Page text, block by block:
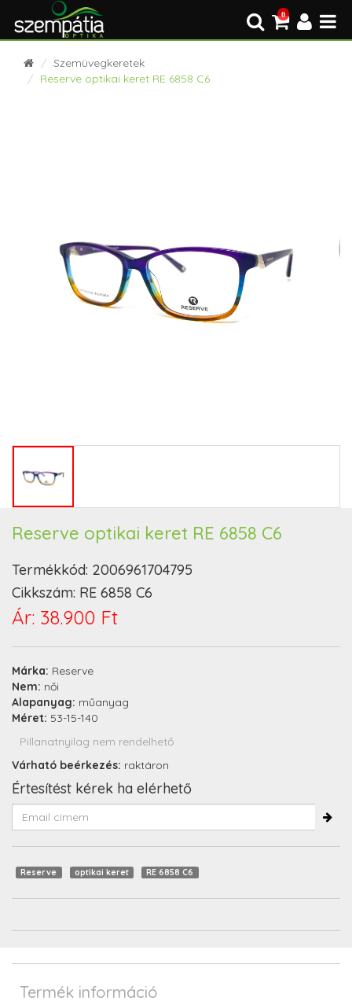
0
Szemüvegkeretek
Reserve optikai keret RE 6858 C6
Reserve optikai keret RE 6858 C6
Termékkód: 2006961704795
Cikkszám: RE 6858 C6
Ár: 38.900 Ft
Márka: Reserve
Nem: női
Alapanyag: műanyag
Méret: 53-15-140
Pillanatnyilag nem rendelhető
Várható beérkezés: raktáron
Értesítést kérek ha elérhető
Reserve optikai keret RE 6858 C6
Termék információ